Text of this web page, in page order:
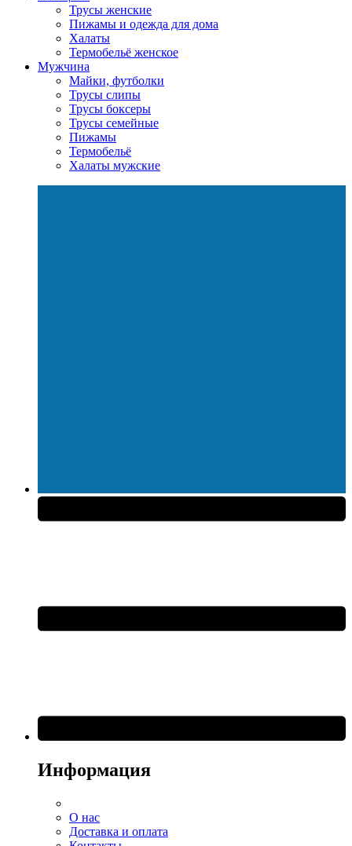
Трусы женские
Пижамы и одежда для дома
Халаты
Термобельё женское
Мужчина
Майки, футболки
Трусы слипы
Трусы боксеры
Трусы семейные
Пижамы
Термобельё
Халаты мужские
Информация
О нас
Доставка и оплата